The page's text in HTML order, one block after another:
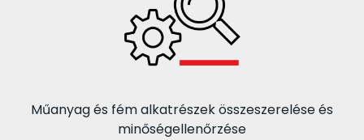
Műanyag és fém alkatrészek összeszerelése és
minőségellenőrzése